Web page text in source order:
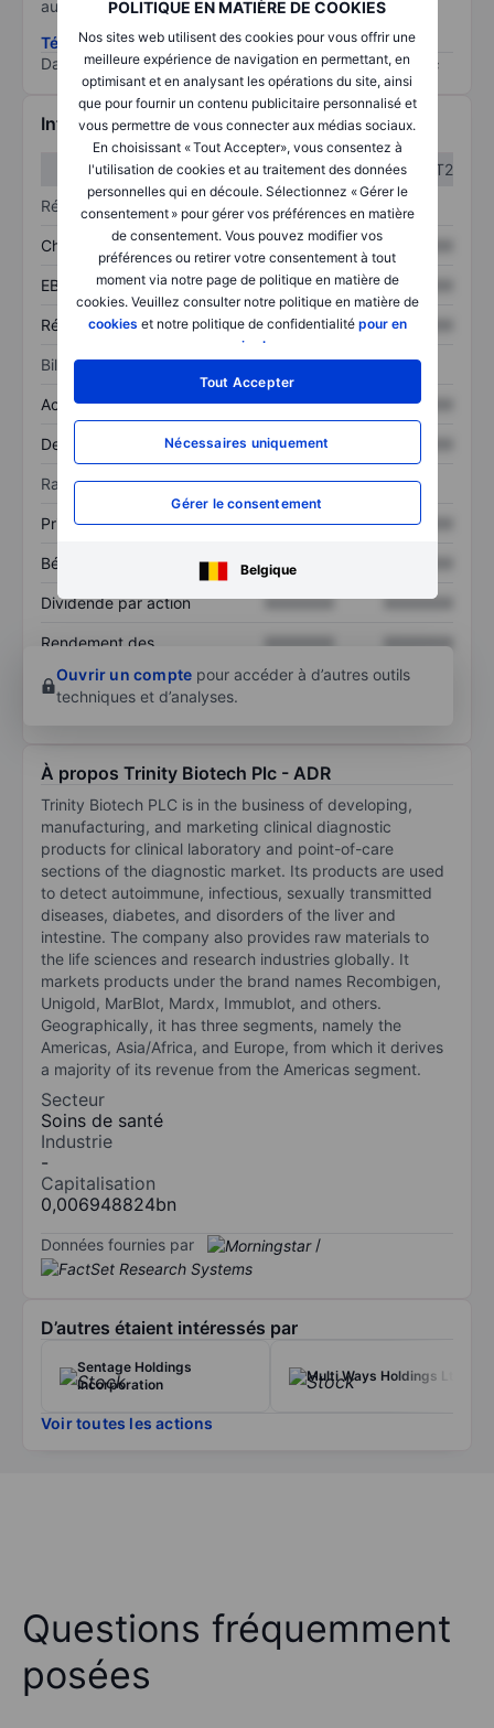
POLITIQUE EN MATIÈRE DE COOKIES
Nos sites web utilisent des cookies pour vous offrir une
meilleure expérience de navigation en permettant, en
optimisant et en analysant les opérations du site, ainsi
que pour fournir un contenu publicitaire personnalisé et
vous permettre de vous connecter aux médias sociaux.
En choisissant « Tout Accepter», vous consentez à
l'utilisation de cookies et au traitement des données
personnelles qui en découle. Sélectionnez « Gérer le
consentement » pour gérer vos préférences en matière
de consentement. Vous pouvez modifier vos
préférences ou retirer votre consentement à tout
moment via notre page de politique en matière de
cookies. Veuillez consulter notre politique en matière de
cookies et notre politique de confidentialité pour en
savoir plus
Tout Accepter
Nécessaires uniquement
Gérer le consentement
Belgique
au risque le plus élevé).
Télécharger la méthodologie ESG (en anglais)
Data provided by
/
Informations financières
T1
T2
Résultats
Chiffre d’affaires XXXXXXX
EBITDA XXXXXXX XXXXXXX
Résultat net XXXXXXX XXXXXXX
Bilan
Actif total XXXXXXX XXXXXXX
Dette totale XXXXXXX
Ratios
Prix / ventes XXXXXXX XXXXXXX
Bénéfice par action XXXXXXX
Dividende par action XXXXXXX XXXXXXX
Rendement des
XXXXXXX
XXXXXXX
Ouvrir un compte pour accéder à d’autres outils
techniques et d’analyses.
À propos Trinity Biotech Plc - ADR
Trinity Biotech PLC is in the business of developing,
manufacturing, and marketing clinical diagnostic
products for clinical laboratory and point-of-care
sections of the diagnostic market. Its products are used
to detect autoimmune, infectious, sexually transmitted
diseases, diabetes, and disorders of the liver and
intestine. The company also provides raw materials to
the life sciences and research industries globally. It
markets products under the brand names Recombigen,
Unigold, MarBlot, Mardx, Immublot, and others.
Geographically, it has three segments, namely the
Americas, Asia/Africa, and Europe, from which it derives
a majority of its revenue from the Americas segment.
Secteur
Soins de santé
Industrie
-
Capitalisation
0,006948824bn
Données fournies par /
D’autres étaient intéressés par
Sentage Holdings
Incorporation
Multi Ways Holdings Ltd.
Voir toutes les actions
Questions fréquemment
posées